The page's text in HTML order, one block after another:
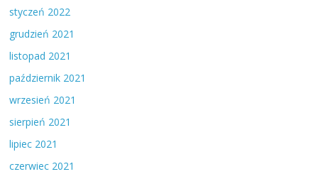
styczeń 2022
grudzień 2021
listopad 2021
październik 2021
wrzesień 2021
sierpień 2021
lipiec 2021
czerwiec 2021